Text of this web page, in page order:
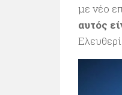
με νέο
αυτός